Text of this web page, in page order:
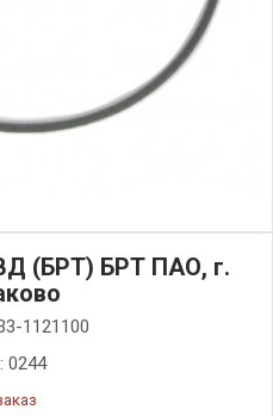
(БРТ) БРТ ПАО, г.
1121100
0244